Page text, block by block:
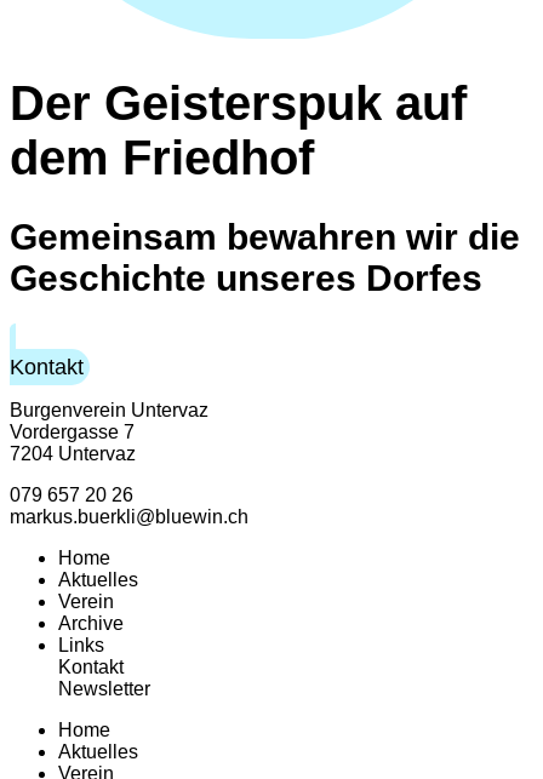
Der Geisterspuk auf
dem Friedhof
Gemeinsam bewahren wir die
Geschichte unseres Dorfes
Kontakt
Burgenverein Untervaz
Vordergasse 7
7204 Untervaz
079 657 20 26
markus.buerkli@bluewin.ch
Home
Aktuelles
Verein
Archive
Links
Kontakt
Newsletter
Home
Aktuelles
Verein